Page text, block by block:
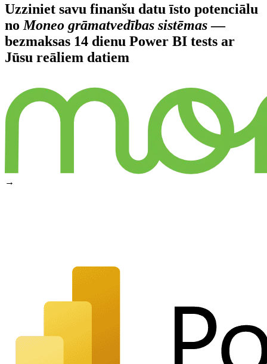
Uzziniet savu finanšu datu īsto potenciālu
no Moneo grāmatvedības sistēmas—
bezmaksas 14 dienu Power BI tests ar
Jūsu reāliem datiem
→